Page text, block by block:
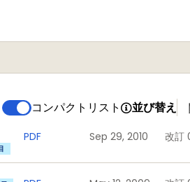
コンパクトリスト 並び替え
PDF Sep 29, 2010 改訂